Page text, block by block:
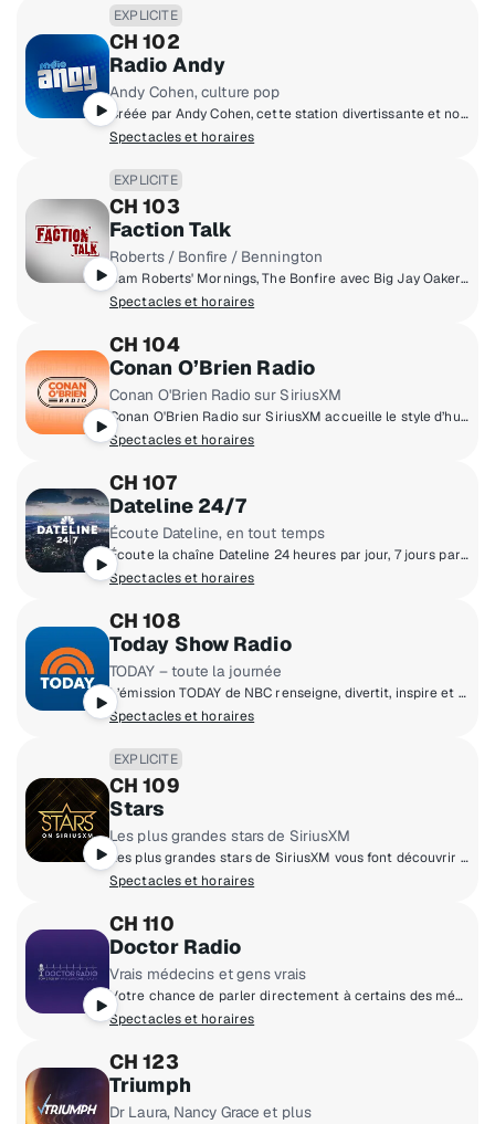
EXPLICITE
CH 102
Radio Andy
Andy Cohen, culture pop
Créée par Andy Cohen, cette station divertissante et non censurée traite de toute la culture pop, des célébrités et bien plus.
Spectacles et horaires
EXPLICITE
CH 103
Faction Talk
Roberts / Bonfire / Bennington
Sam Roberts' Mornings, The Bonfire avec Big Jay Oakerson et Robert Kelly, The Bennington Show et Trunk Nation. Avec également Busted Open, The Paper Route et plus encore.
Spectacles et horaires
CH 104
Conan O’Brien Radio
Conan O'Brien Radio sur SiriusXM
Conan O'Brien Radio sur SiriusXM accueille le style d’humour intelligent et ridicule de Conan O’Brien.
Spectacles et horaires
CH 107
Dateline 24/7
Écoute Dateline, en tout temps
Écoute la chaîne Dateline 24 heures par jour, 7 jours par semaine et découvre les mystères de documentaires criminels.
Spectacles et horaires
CH 108
Today Show Radio
TODAY – toute la journée
L’émission TODAY de NBC renseigne, divertit, inspire et prépare le public américain chaque matin.
Spectacles et horaires
EXPLICITE
CH 109
Stars
Les plus grandes stars de SiriusXM
Les plus grandes stars de SiriusXM vous font découvrir la vie et le style d'Hollywood.
Spectacles et horaires
CH 110
Doctor Radio
Vrais médecins et gens vrais
Votre chance de parler directement à certains des médecins les plus éminents au monde. Propulsée par NYU Langone Health.
Spectacles et horaires
CH 123
Triumph
Dr Laura, Nancy Grace et plus